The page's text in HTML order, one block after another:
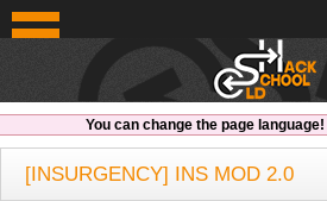
OldSchoolHack
You can change the page language!
[INSURGENCY] INS MOD 2.0